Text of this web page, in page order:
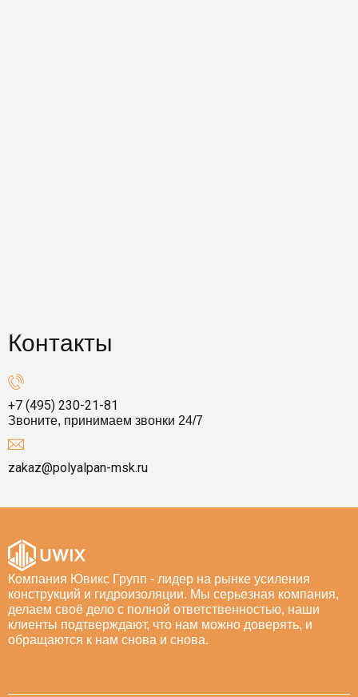
Контакты
+7 (495) 230-21-81
Звоните, принимаем звонки 24/7
zakaz@polyalpan-msk.ru
Компания Ювикс Групп - лидер на рынке усиления
конструкций и гидроизоляции. Мы серьезная компания,
делаем своё дело с полной ответственностью, наши
клиенты подтверждают, что нам можно доверять, и
обращаются к нам снова и снова.